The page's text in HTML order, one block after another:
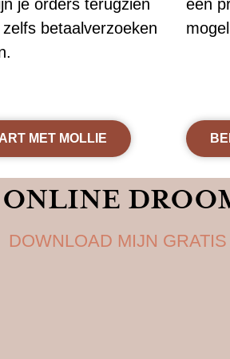
je orders terugzien
betaalverzoeken
een
MET MOLLIE
DOWNLOAD MIJN